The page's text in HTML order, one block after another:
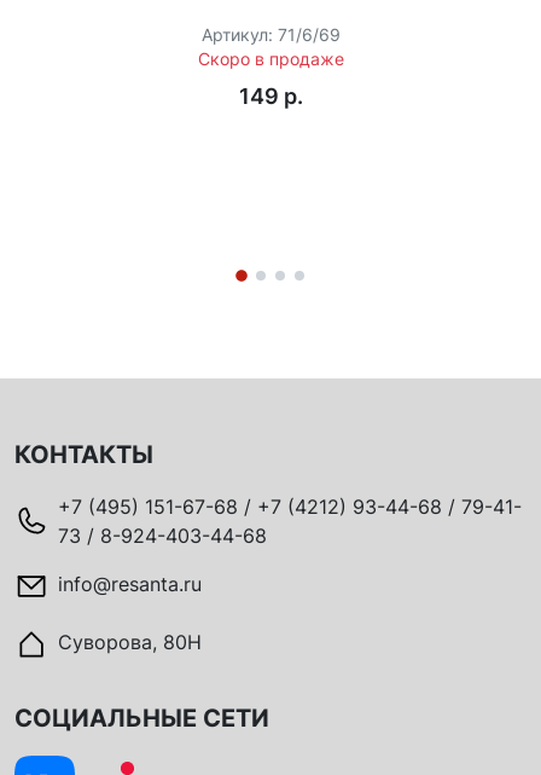
Артикул: 71/6/69
Скоро в продаже
149 p.
КОНТАКТЫ
+7 (495) 151-67-68 / +7 (4212) 93-44-68 / 79-41-
73 / 8-924-403-44-68
info@resanta.ru
Суворова, 80Н
СОЦИАЛЬНЫЕ СЕТИ